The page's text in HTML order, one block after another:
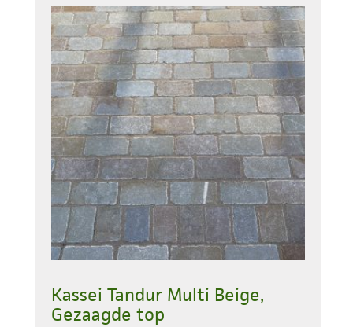
Kassei Tandur Multi Beige,
Gezaagde top